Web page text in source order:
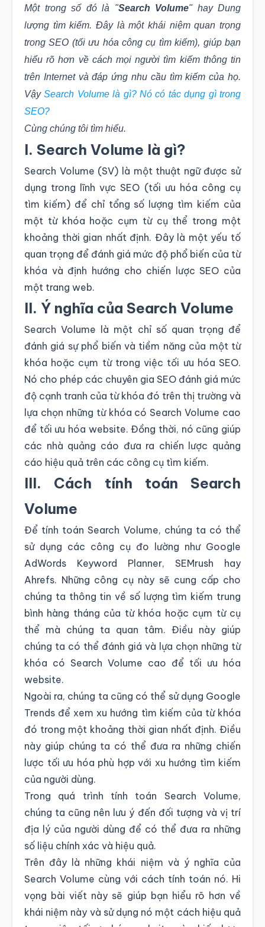
Một trong số đó là "Search Volume" hay Dung
lượng tìm kiếm. Đây là một khái niệm quan trọng
trong SEO (tối ưu hóa công cụ tìm kiếm), giúp bạn
hiểu rõ hơn về cách mọi người tìm kiếm thông tin
trên Internet và đáp ứng nhu cầu tìm kiếm của họ.
VậySearch Volume là gì? Nó có tác dụng gì trong
SEO?
Cùng chúng tôi tìm hiểu.
I. Search Volume là gì?
Search Volume (SV) là một thuật ngữ được sử
dụng trong lĩnh vực SEO (tối ưu hóa công cụ
tìm kiếm) để chỉ tổng số lượng tìm kiếm của
một từ khóa hoặc cụm từ cụ thể trong một
khoảng thời gian nhất định. Đây là một yếu tố
quan trọng để đánh giá mức độ phổ biến của từ
khóa và định hướng cho chiến lược SEO của
một trang web.
II. Ý nghĩa của Search Volume
Search Volume là một chỉ số quan trọng để
đánh giá sự phổ biến và tiềm năng của một từ
khóa hoặc cụm từ trong việc tối ưu hóa SEO.
Nó cho phép các chuyên gia SEO đánh giá mức
độ cạnh tranh của từ khóa đó trên thị trường và
lựa chọn những từ khóa có Search Volume cao
để tối ưu hóa website. Đồng thời, nó cũng giúp
các nhà quảng cáo đưa ra chiến lược quảng
cáo hiệu quả trên các công cụ tìm kiếm.
III. Cách tính toán Search
Volume
Để tính toán Search Volume, chúng ta có thể
sử dụng các công cụ đo lường như Google
AdWords Keyword Planner, SEMrush hay
Ahrefs. Những công cụ này sẽ cung cấp cho
chúng ta thông tin về số lượng tìm kiếm trung
bình hàng tháng của từ khóa hoặc cụm từ cụ
thể mà chúng ta quan tâm. Điều này giúp
chúng ta có thể đánh giá và lựa chọn những từ
khóa có Search Volume cao để tối ưu hóa
website.
Ngoài ra, chúng ta cũng có thể sử dụng Google
Trends để xem xu hướng tìm kiếm của từ khóa
đó trong một khoảng thời gian nhất định. Điều
này giúp chúng ta có thể đưa ra những chiến
lược tối ưu hóa phù hợp với xu hướng tìm kiếm
của người dùng.
Trong quá trình tính toán Search Volume,
chúng ta cũng nên lưu ý đến đối tượng và vị trí
địa lý của người dùng để có thể đưa ra những
số liệu chính xác và hiệu quả.
Trên đây là những khái niệm và ý nghĩa của
Search Volume cùng với cách tính toán nó. Hi
vọng bài viết này sẽ giúp bạn hiểu rõ hơn về
khái niệm này và sử dụng nó một cách hiệu quả